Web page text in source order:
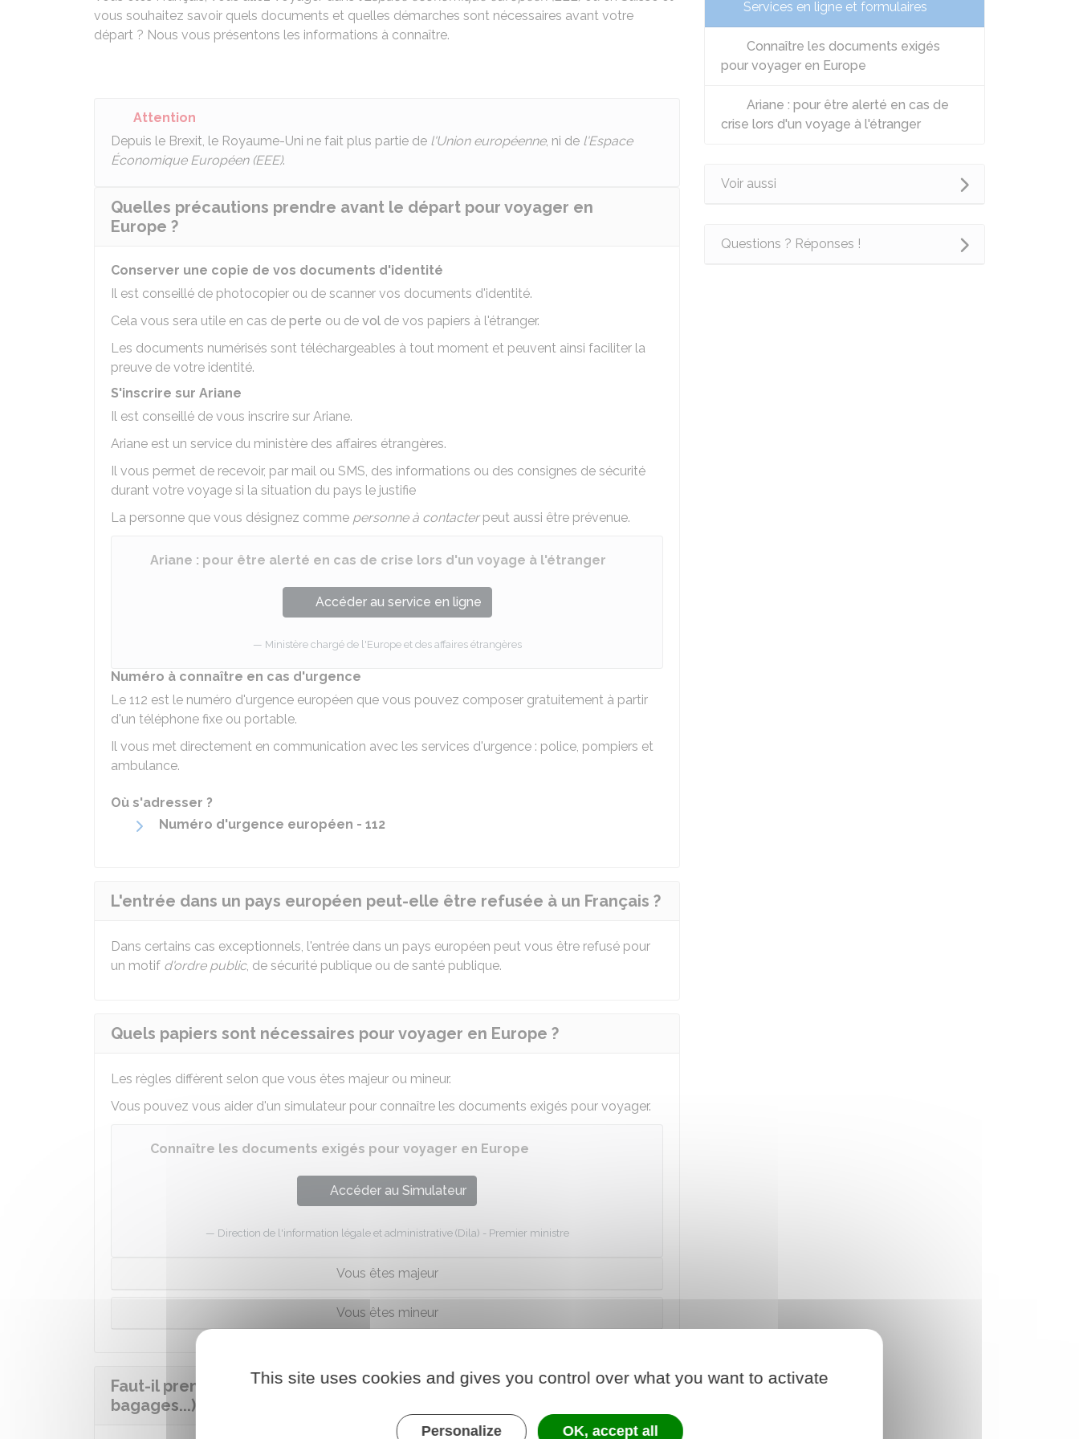
vous souhaitez savoir quels documents et quelles démarches sont nécessaires avant votre
départ ? Nous vous présentons les informations à connaître.
Attention
Depuis le Brexit, le Royaume-Uni ne fait plus partie de l'Union européenne, ni de l'Espace
Économique Européen (EEE).
Quelles précautions prendre avant le départ pour voyager en
Europe ?
Conserver une copie de vos documents d'identité
Il est conseillé de photocopier ou de scanner vos documents d'identité.
Cela vous sera utile en cas de perte ou de vol de vos papiers à l'étranger.
Les documents numérisés sont téléchargeables à tout moment et peuvent ainsi faciliter la
preuve de votre identité.
S'inscrire sur Ariane
Il est conseillé de vous inscrire sur Ariane.
Ariane est un service du ministère des affaires étrangères.
Il vous permet de recevoir, par mail ou SMS, des informations ou des consignes de sécurité
durant votre voyage si la situation du pays le justifie
La personne que vous désignez comme personne à contacterpeut aussi être prévenue.
Ariane : pour être alerté en cas de crise lors d'un voyage à l'étranger
Accéder au service en ligne
Ministère chargé de l'Europe et des affaires étrangères
Numéro à connaître en cas d'urgence
Le 112 est le numéro d'urgence européen que vous pouvez composer gratuitement à partir
d'un téléphone fixe ou portable.
Il vous met directement en communication avec les services d'urgence : police, pompiers et
ambulance.
Où s'adresser ?
Numéro d'urgence européen - 112
L'entrée dans un pays européen peut-elle être refusée à un Français ?
Dans certains cas exceptionnels, l'entrée dans un pays européen peut vous être refusé pour
un motif d'ordre public, de sécurité publique ou de santé publique.
Quels papiers sont nécessaires pour voyager en Europe ?
Les règles diffèrent selon que vous êtes majeur ou mineur.
Vous pouvez vous aider d'un simulateur pour connaître les documents exigés pour voyager.
Connaître les documents exigés pour voyager en Europe
Accéder au Simulateur
Direction de l'information légale et administrative (Dila) - Premier ministre
Vous êtes majeur
Vous êtes mineur
Faut-il prendre une assurance lors d'un voyage en Europe (maladie,
bagages...) ?
Services en ligne et formulaires
Connaître les documents exigés
pour voyager en Europe
Ariane : pour être alerté en cas de
crise lors d'un voyage à l'étranger
Voir aussi
Questions ? Réponses !
This site uses cookies and gives you control over what you want to activate
Personalize OK, accept all